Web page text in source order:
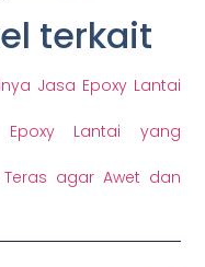
terkait
Jasa Epoxy Lantai
Epoxy Lantai yang
agar Awet dan